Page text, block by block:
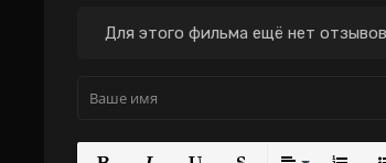
Для этого фильма ещё нет